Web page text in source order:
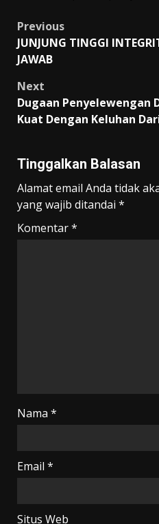
Post
navigation
Previous
JUNJUNG TINGGI
JAWAB
Next
Dugaan Penyelewengan
Kuat Dengan Keluhan
Tinggalkan Balasan
Alamat email Anda tidak
yang wajib ditandai *
Komentar*
Nama *
Email *
Situs Web